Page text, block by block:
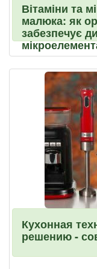
Вітаміни та
малюка: як
забезпечує
Кухонная
решению -